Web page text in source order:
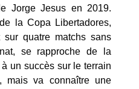
Jorge Jesus en 2019.
la Copa Libertadores,
sur quatre matchs sans
se rapproche de la
un succès sur le terrain
mais va connaître une